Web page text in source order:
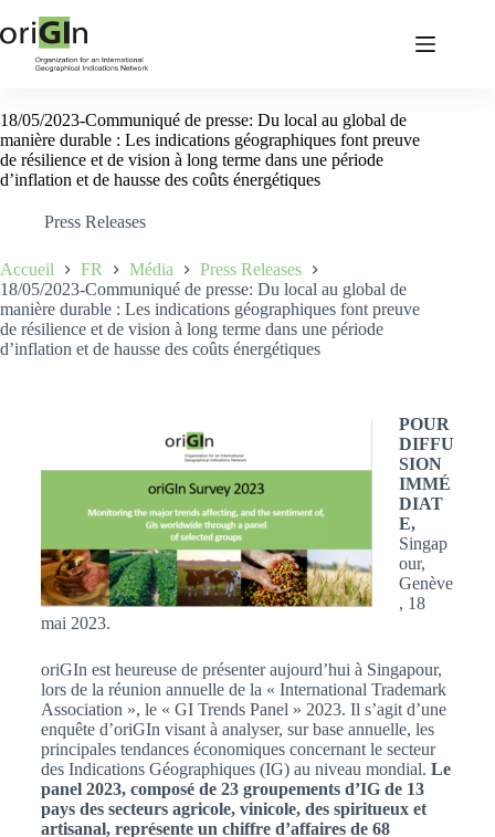
18/05/2023-Communiqué de presse: Du local au global de
manière durable : Les indications géographiques font preuve
de résilience et de vision à long terme dans une période
d’inflation et de hausse des coûts énergétiques
Press Releases
Accueil FR Média
Press Releases
18/05/2023-Communiqué de presse: Du local au global de
manière durable : Les indications géographiques font preuve
de résilience et de vision à long terme dans une période
d’inflation et de hausse des coûts énergétiques
POUR
DIFFU
SION
IMMÉ
DIAT
E,
Singap
our,
Genève
, 18
mai 2023.
oriGIn est heureuse de présenter aujourd’hui à Singapour,
lors de la réunion annuelle de la « International Trademark
Association », le « GI Trends Panel » 2023. Il s’agit d’une
enquête d’oriGIn visant à analyser, sur base annuelle, les
principales tendances économiques concernant le secteur
des Indications Géographiques (IG) au niveau mondial. Le
panel 2023, composé de 23 groupements d’IG de 13
pays des secteurs agricole, vinicole, des spiritueux et
artisanal, représente un chiffre d’affaires de 68